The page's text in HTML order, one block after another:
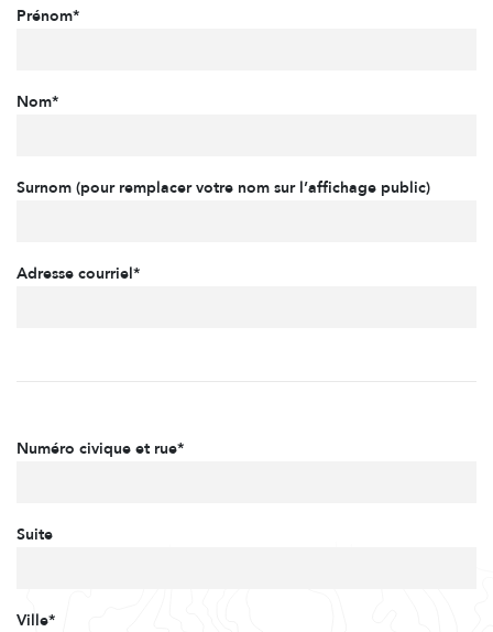
Prénom*
Nom*
Surnom (pour remplacer votre nom sur l’affichage public)
Adresse courriel*
Numéro civique et rue*
Suite
Ville*